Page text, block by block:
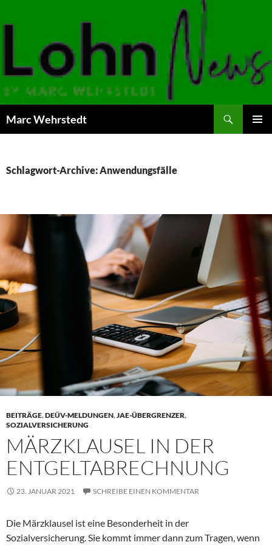
Marc Wehrstedt
Schlagwort-Archive: Anwendungsfälle
BEITRÄGE,DEÜV-MELDUNGEN,JAE-ÜBERGRENZER,
SOZIALVERSICHERUNG
MÄRZKLAUSEL IN DER
ENTGELTABRECHNUNG
23. JANUAR 2021 SCHREIBE EINEN KOMMENTAR
Die Märzklausel ist eine Besonderheit in der
Sozialversicherung. Sie kommt immer dann zum Tragen, wenn